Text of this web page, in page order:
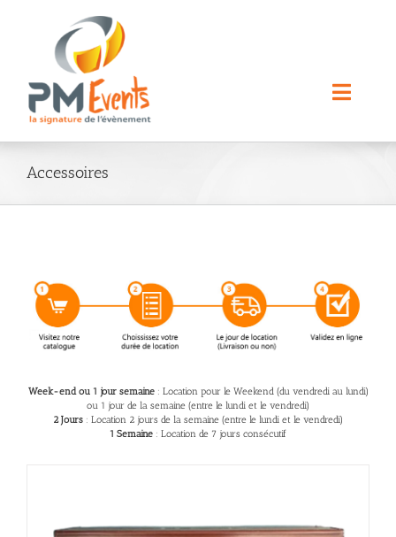
Toggle
Nos Locations
Accessoires
Week-end ou 1 jour semaine: Location pour le Weekend (du vendredi au lundi)
ou 1 jour de la semaine (entre le lundi et le vendredi)
2 Jours : Location 2 jours de la semaine (entre le lundi et le vendredi)
1 Semaine : Location de 7 jours consécutif